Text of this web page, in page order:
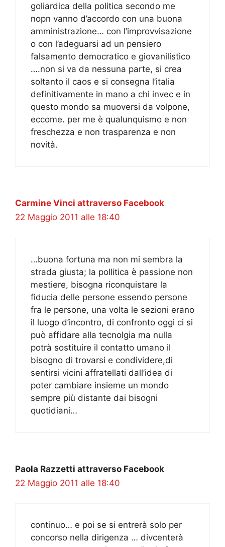
goliardica della politica secondo me
nopn vanno d’accordo con una buona
amministrazione… con l’improvvisazione
o con l’adeguarsi ad un pensiero
falsamento democratico e giovanilistico
….non si va da nessuna parte, si crea
soltanto il caos e si consegna l’italia
definitivamente in mano a chi invec e in
questo mondo sa muoversi da volpone,
eccome. per me è qualunquismo e non
freschezza e non trasparenza e non
novità.
Carmine Vinci attraverso Facebook
22 Maggio 2011 alle 18:40
…buona fortuna ma non mi sembra la
strada giusta; la pollitica è passione non
mestiere, bisogna riconquistare la
fiducia delle persone essendo persone
fra le persone, una volta le sezioni erano
il luogo d’incontro, di confronto oggi ci si
può affidare alla tecnolgia ma nulla
potrà sostituire il contatto umano il
bisogno di trovarsi e condividere,di
sentirsi vicini affratellati dall’idea di
poter cambiare insieme un mondo
sempre più distante dai bisogni
quotidiani…
Paola Razzetti attraverso Facebook
22 Maggio 2011 alle 18:40
continuo… e poi se si entrerà solo per
concorso nella dirigenza … divcenterà